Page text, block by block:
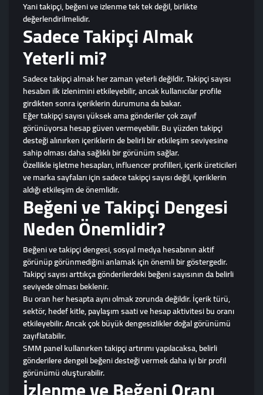
Yani takipçi, beğeni ve izlenme tek tek değil, birlikte
değerlendirilmelidir.
Sadece Takipçi Almak
Yeterli mi?
Sadece takipçi almak her zaman yeterli değildir. Takipçi sayısı
hesabın ilk izlenimini etkileyebilir, ancak kullanıcılar profile
girdikten sonra içeriklerin durumuna da bakar.
Eğer takipçi sayısı yüksek ama gönderiler çok zayıf
görünüyorsa hesap güven vermeyebilir. Bu yüzden takipçi
desteği alınırken içeriklerin de belirli bir etkileşim seviyesine
sahip olması daha sağlıklı bir görünüm sağlar.
Özellikle işletme hesapları, influencer profilleri, içerik üreticileri
ve marka sayfaları için sadece takipçi sayısı değil, içeriklerin
aldığı etkileşim de önemlidir.
Beğeni ve Takipçi Dengesi
Neden Önemlidir?
Beğeni ve takipçi dengesi, sosyal medya hesabının aktif
görünüp görünmediğini anlamak için önemli bir göstergedir.
Takipçi sayısı arttıkça gönderilerdeki beğeni sayısının da belirli
seviyede olması beklenir.
Bu oran her hesapta aynı olmak zorunda değildir. İçerik türü,
sektör, hedef kitle, paylaşım saati ve hesap aktivitesi bu oranı
etkileyebilir. Ancak çok büyük dengesizlikler doğal görünümü
zayıflatabilir.
SMM panel kullanırken takipçi artırımı yapılacaksa, belirli
gönderilere dengeli beğeni desteği vermek daha iyi bir profil
görünümü oluşturabilir.